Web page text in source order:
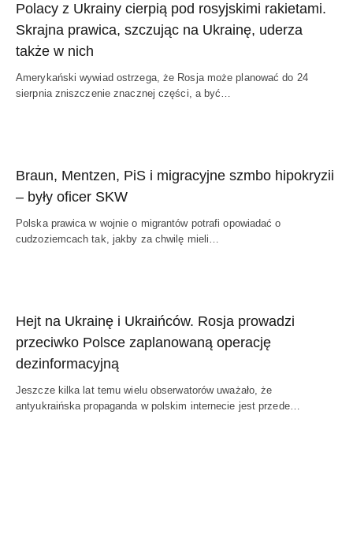
Polacy z Ukrainy cierpią pod rosyjskimi rakietami.
Skrajna prawica, szczując na Ukrainę, uderza
także w nich
Amerykański wywiad ostrzega, że Rosja może planować do 24
sierpnia zniszczenie znacznej części, a być…
Braun, Mentzen, PiS i migracyjne szmbo hipokryzii
– były oficer SKW
Polska prawica w wojnie o migrantów potrafi opowiadać o
cudzoziemcach tak, jakby za chwilę mieli…
Hejt na Ukrainę i Ukraińców. Rosja prowadzi
przeciwko Polsce zaplanowaną operację
dezinformacyjną
Jeszcze kilka lat temu wielu obserwatorów uważało, że
antyukraińska propaganda w polskim internecie jest przede…